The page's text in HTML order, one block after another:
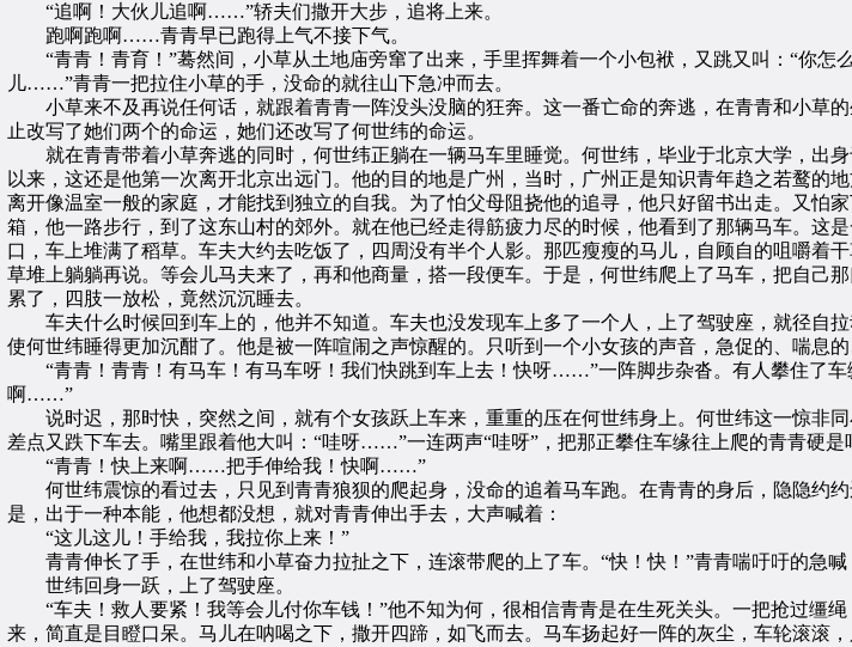
“追啊！大伙儿追啊……”轿夫们撒开大步，追将上来。
跑啊跑啊……青青早已跑得上气不接下气。
“青青！青育！”蓦然间，小草从土地庙旁窜了出来，手里挥舞着一个小包袱，又跳又叫：“你
儿……”青青一把拉住小草的手，没命的就往山下急冲而去。
小草来不及再说任何话，就跟着青青一阵没头没脑的狂奔。这一番亡命的奔逃，在青青和小草
止改写了她们两个的命运，她们还改写了何世纬的命运。
就在青青带着小草奔逃的同时，何世纬正躺在一辆马车里睡觉。何世纬，毕业于北京大学，出
以来，这还是他第一次离开北京出远门。他的目的地是广州，当时，广州正是知识青年趋之若鹜的
离开像温室一般的家庭，才能找到独立的自我。为了怕父母阻挠他的追寻，他只好留书出走。又怕
箱，他一路步行，到了这东山村的郊外。就在他已经走得筋疲力尽的时候，他看到了那辆马车。这
口，车上堆满了稻草。车夫大约去吃饭了，四周没有半个人影。那匹瘦瘦的马儿，自顾自的咀嚼着
草堆上躺躺再说。等会儿马夫来了，再和他商量，搭一段便车。于是，何世纬爬上了马车，把自己
累了，四肢一放松，竟然沉沉睡去。
车夫什么时候回到车上的，他并不知道。车夫也没发现车上多了一个人，上了驾驶座，就径自拉
使何世纬睡得更加沉酣了。他是被一阵喧闹之声惊醒的。只听到一个小女孩的声音，急促的、喘息的
“青青！青青！有马车！有马车呀！我们快跳到车上去！快呀……”一阵脚步杂沓。有人攀住了车
啊……”
说时迟，那时快，突然之间，就有个女孩跃上车来，重重的压在何世纬身上。何世纬这一惊非
差点又跌下车去。嘴里跟着他大叫：“哇呀……”一连两声“哇呀”，把那正攀住车缘往上爬的青青硬
“青青！快上来啊……把手伸给我！快啊……”
何世纬震惊的看过去，只见到青青狼狈的爬起身，没命的追着马车跑。在青青的身后，隐隐约
是，出于一种本能，他想都没想，就对青青伸出手去，大声喊着：
“这儿这儿！手给我，我拉你上来！”
青青伸长了手，在世纬和小草奋力拉扯之下，连滚带爬的上了车。“快！快！”青青喘吁吁的急喊
世纬回身一跃，上了驾驶座。
“车夫！救人要紧！我等会儿付你车钱！”他不知为何，很相信青青是在生死关头。一把抢过缰
来，简直是目瞪口呆。马儿在呐喝之下，撒开四蹄，如飞而去。马车扬起好一阵的灰尘，车轮滚滚